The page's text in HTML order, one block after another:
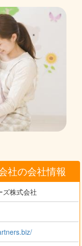
社の会社情報
ズ株式会社